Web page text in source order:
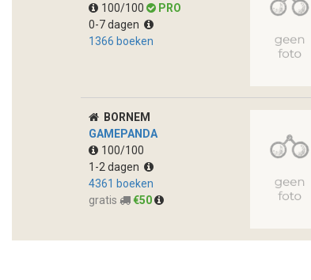
100/100
PRO
0-7 dagen
1366 boeken
BORNEM
GAMEPANDA
100/100
1-2 dagen
4361 boeken
gratis
€50